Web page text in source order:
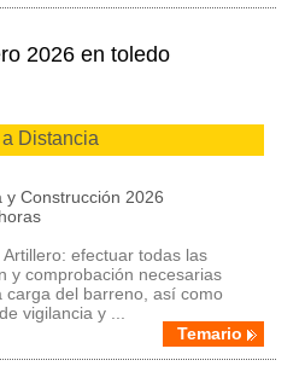
2026 en toledo
Distancia
y Construcción 2026
efectuar todas las
y comprobación necesarias
carga del barreno, así como
vigilancia y ...
Temario